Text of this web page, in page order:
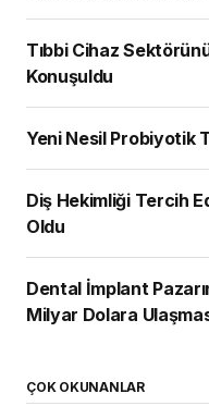
Tıbbi Cihaz
Konuşuldu
Yeni Nesil Probiyotik
Diş Hekimliği Tercih Edecekler
Oldu
Dental İmplant
Milyar Dolara
ÇOK OKUNANLAR